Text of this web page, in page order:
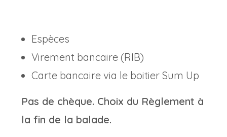
Espèces
Virement bancaire (RIB)
Carte bancaire via le boitier Sum Up
Pas de chèque. Choix du Règlement à
la fin de la balade.